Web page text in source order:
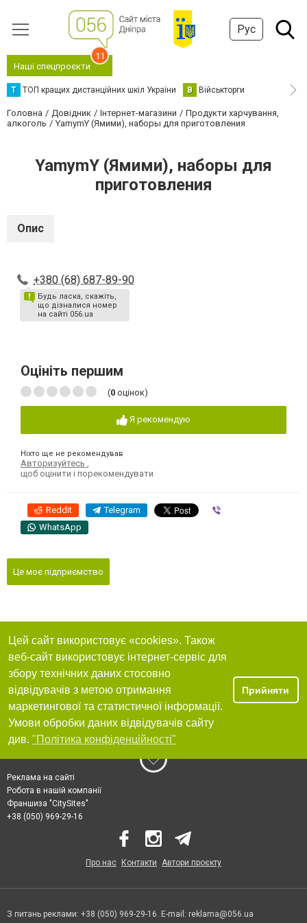
Рус
Наші спецпроєкти
11
Т ТОП кращих дистанційних шкіл України В Військторги
Головна Довідник Інтернет-магазини
Продукти харчування,
алкоголь
YamymY (Ямими), наборы для приготовления
YamymY (Ямими), наборы для
приготовления
Опис
+380 (68) 687-89-90
Будь ласка, скажіть,
що дізналися номер
на сайті 056.ua
Оцініть першим
(0 оцінок)
Я рекомендую
Ніхто ще не рекомендував
Авторизуйтесь
щоб оцінити і порекомендувати
Reddit Telegram
WhatsApp
Це моє підприємство
Цей сайт використовує «cookies». Також
веб-сайт використовує інтернет-сервіс для
збору технічних даних стосовно
відвідувачів з метою отримання
маркетингової та статистичної інформації.
Умови обробки даних відвідувачів сайту
див. "Політика конфіденційності"
Прийняти
Реклама на сайті
Робота в нашій компанії
Франшиза "CitySites"
+38 (050) 969-29-16
Про нас Контакти Автори проєкту
З питань реклами: +38 (050) 969-29-16. E-mail: reklama@056.ua